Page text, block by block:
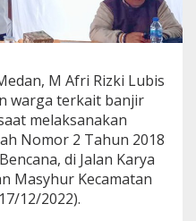
M Afri Rizki Lubis
warga terkait banjir
melaksanakan
Nomor 2 Tahun 2018
di Jalan Karya
Masyhur Kecamatan
12/2022).